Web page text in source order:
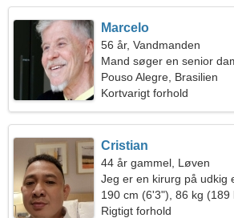
Marcelo
56 år, Vandmanden
Mand søger en senior
Pouso Alegre, Brasilien
Kortvarigt forhold
Cristian
44 år gammel, Løven
Jeg er en kirurg på udkig
kvinde
190 cm (6'3"), 86 kg (189
Rigtigt forhold